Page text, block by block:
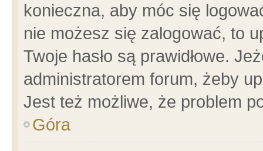
konieczna, aby móc się
nie możesz się zalogować, to
Twoje hasło są prawidłowe.
administratorem forum, żeby
Jest też możliwe, że problem
Góra